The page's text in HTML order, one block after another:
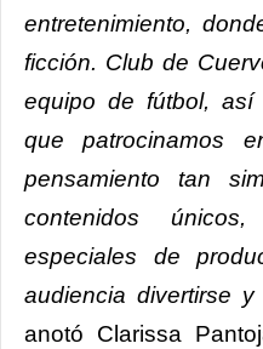
entretenimiento,
ficción. Club de
equipo de fútbol,
que patrocinamos
pensamiento tan
contenidos
especiales de
audiencia divertirse
anotó Clarissa